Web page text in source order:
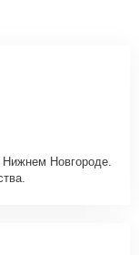
Новгороде.